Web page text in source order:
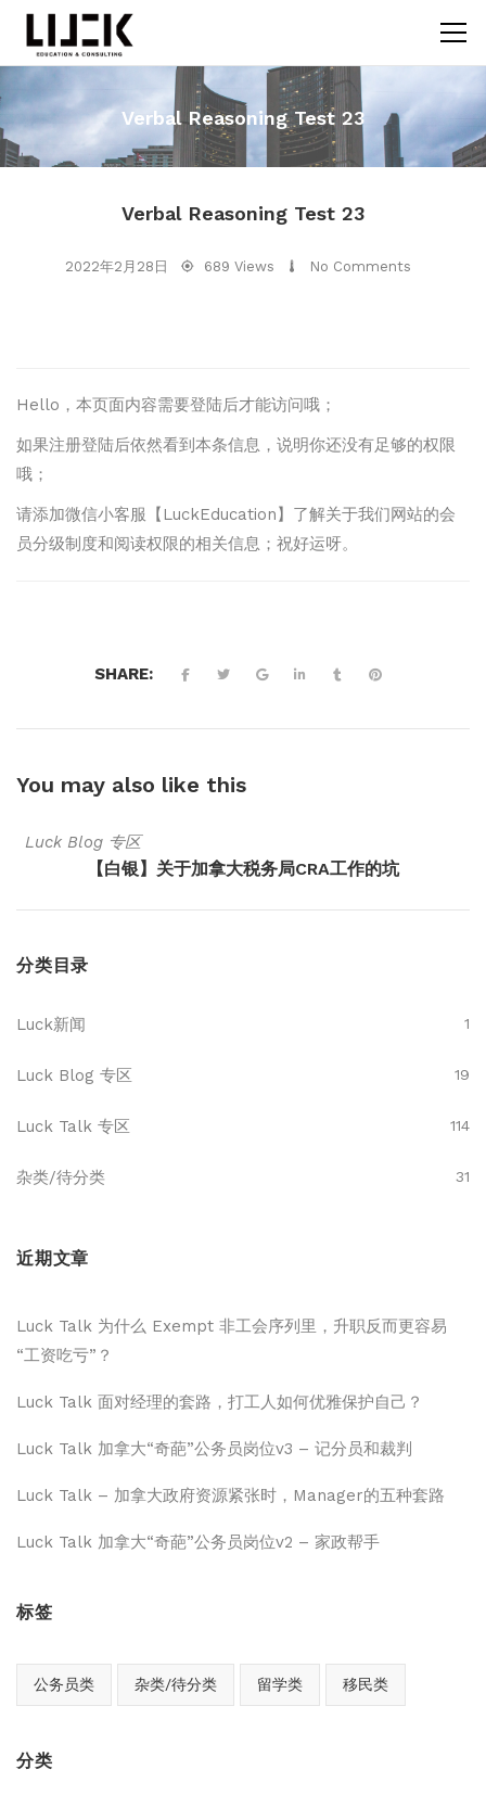
Verbal Reasoning Test 23
Verbal Reasoning Test 23
2022年2月28日 689 Views No Comments
Hello，本页面内容需要登陆后才能访问哦；
如果注册登陆后依然看到本条信息，说明你还没有足够的权限
哦；
请添加微信小客服【LuckEducation】了解关于我们网站的会
员分级制度和阅读权限的相关信息；祝好运呀。
SHARE:
You may also like this
Luck Blog 专区
【白银】关于加拿大税务局CRA工作的坑
分类目录
Luck新闻 1
Luck Blog 专区 19
Luck Talk 专区 114
杂类/待分类 31
近期文章
Luck Talk 为什么 Exempt 非工会序列里，升职反而更容易
“工资吃亏”？
Luck Talk 面对经理的套路，打工人如何优雅保护自己？
Luck Talk 加拿大“奇葩”公务员岗位v3 – 记分员和裁判
Luck Talk – 加拿大政府资源紧张时，Manager的五种套路
Luck Talk 加拿大“奇葩”公务员岗位v2 – 家政帮手
标签
公务员类 杂类/待分类 留学类 移民类
分类